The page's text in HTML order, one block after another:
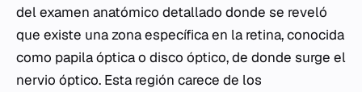
del examen anatómico detallado donde se reveló
que existe una zona específica en la retina, conocida
como papila óptica o disco óptico, de donde surge el
nervio óptico. Esta región carece de los